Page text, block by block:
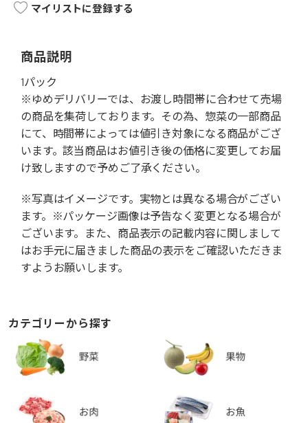
マイリストに登録する
商品説明
1パック
※ゆめデリバリーでは、お渡し時間帯に合わせて売場
の商品を集荷しております。その為、惣菜の一部商品
にて、時間帯によっては値引き対象になる商品がござ
います。該当商品はお値引き後の価格に変更してお届
け致しますので予めご了承ください。
※写真はイメージです。実物とは異なる場合がござい
ます。※パッケージ画像は予告なく変更となる場合が
ございます。また、商品表示の記載内容に関しまして
はお手元に届きました商品の表示をご確認いただきま
すようお願いします。
カテゴリーから探す